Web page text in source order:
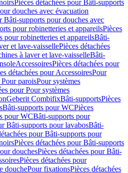
Pièces détachées pour Bâti-supports
douches avec évacuation
Bâti-supports pour douches avec
pour robinetteries et appareilsPièces
pour robinetteries et appareilsBâti-
et lave-vaissellePièces détachées
à laver et lave-vaisselleBâti-
AccessoiresPièces détachées pour
détachées pour AccessoiresPour
Pour paroisPour systèmes
pour Pour systèmes
Geberit CombifixBâti-supportsPièces
Bâti-supports pour WCPièces
pour WCBâti-supports pour
Bâti-supports pour lavabosBâti-
pour Bâti-supports pour
Pièces détachées pour Bâti-supports
douchesPièces détachées pour Bâti-
Pièces détachées pour
douchePour fixationsPièces détachées